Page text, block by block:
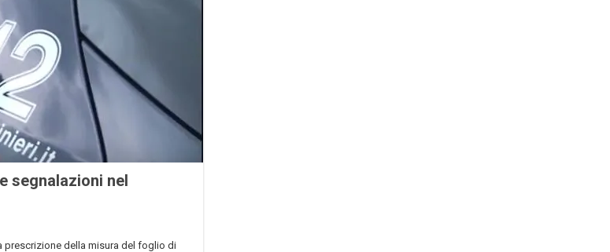
segnalazioni nel
prescrizione della misura del foglio di